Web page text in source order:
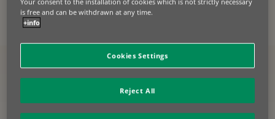
Tra i beni per agricoltura e
allevamento che finanziamo
maggiormente ci sono:
Your consent to the installation of cookies which is not strictly necessary
is free and can be withdrawn at any time.
+info
Cookies Settings
Reject All